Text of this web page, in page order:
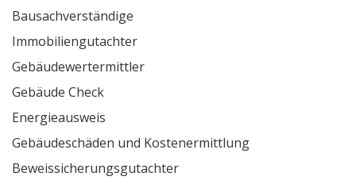
Dipl.-Ing. Hans Cebulski Sachverständigenbüro
Sachverständigenbüro für Ausbau und Fassade
Bauzustandsgutachten für wasserbauliche Anlagen
Ingenieur- und Kfz-Sachverständigenbüro Sécrit
Kfz-Sachverständige Urbanke & Partner
Gutachtenheld - KFZ Sachverständigenbüro
Sachverständigenbüro Tobias Holzhüter
Bausachverständige
Immobiliengutachter
Gebäudewertermittler
Gebäude Check
Energieausweis
Gebäudeschäden und Kostenermittlung
Beweissicherungsgutachter